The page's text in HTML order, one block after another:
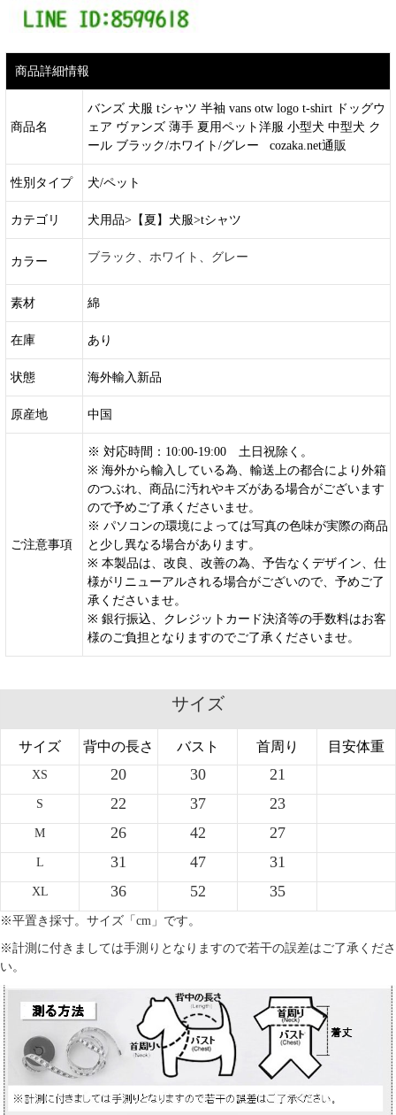
商品詳細情報
商品名
バンズ 犬服 tシャツ 半袖 vans otw logo t-shirt ドッグウ
ェア ヴァンズ 薄手 夏用ペット洋服 小型犬 中型犬 ク
ール ブラック/ホワイト/グレー cozaka.net通販
性別タイプ 犬/ペット
カテゴリ 犬用品>【夏】犬服>tシャツ
カラー ブラック、ホワイト、グレー
素材 綿
在庫 あり
状態 海外輸入新品
原産地 中国
ご注意事項
※ 対応時間：10:00-19:00 土日祝除く。
※ 海外から輸入している為、輸送上の都合により外箱
のつぶれ、商品に汚れやキズがある場合がございます
ので予めご了承くださいませ。
※ パソコンの環境によっては写真の色味が実際の商品
と少し異なる場合があります。
※ 本製品は、改良、改善の為、予告なくデザイン、仕
様がリニューアルされる場合がございので、予めご了
承くださいませ。
※ 銀行振込、クレジットカード決済等の手数料はお客
様のご負担となりますのでご了承くださいませ。
サイズ
サイズ 背中の長さ バスト 首周り 目安体重
XS 20 30 21
S 22 37 23
M 26 42 27
L 31 47 31
XL 36 52 35
※平置き採寸。サイズ「cm」です。
※計測に付きましては手測りとなりますので若干の誤差はご了承くださ
い。